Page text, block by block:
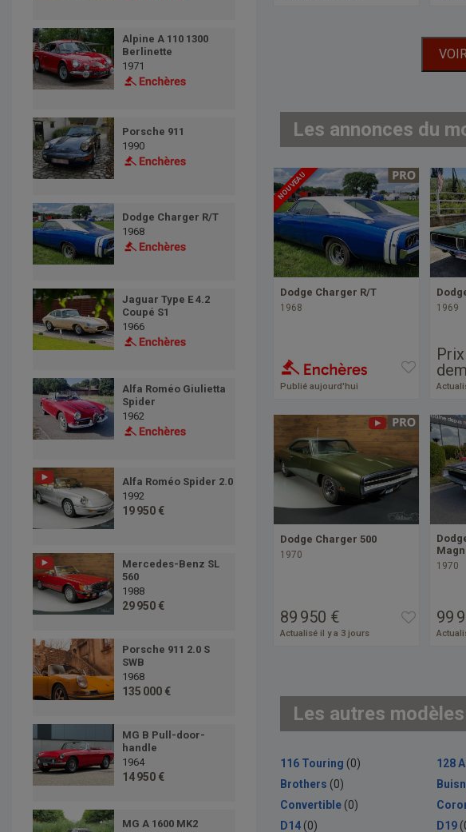
Alpine A 110 1300
Berlinette
1971
Porsche 911
1990
Dodge Charger R/T
1968
Jaguar Type E 4.2
Coupé S1
1966
Alfa Roméo Giulietta
Spider
1962
Alfa Roméo Spider 2.0
1992
19 950 €
Mercedes-Benz SL
560
1988
29 950 €
Porsche 911 2.0 S
SWB
1968
135 000 €
MG B Pull-door-
handle
1964
14 950 €
MG A 1600 MK2
Les annonces du
NOUVEAU
Dodge Charger R/T
1968
Publié aujourd'hui
1969
Dodge Charger 500
1970
89 950 €
Actualisé il y a 3 jours
1970
99
Les autres
116 Touring (0) 128 A
Brothers (0)
Convertible (0)
D14 (0) D19